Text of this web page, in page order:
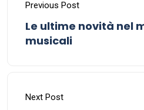
Previous Post
Le ultime novità nel
musicali
Next Post